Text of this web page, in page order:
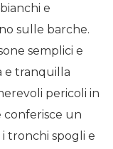
e
sulle barche.
semplici e
e tranquilla
pericoli in
conferisce un
tronchi spogli e